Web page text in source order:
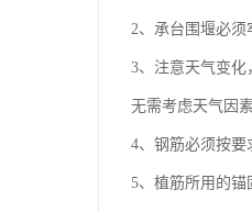
2、承台围堰必须
3、注意天气变
无需考虑天气因
4、钢筋必须按要
5、植筋所用的锚